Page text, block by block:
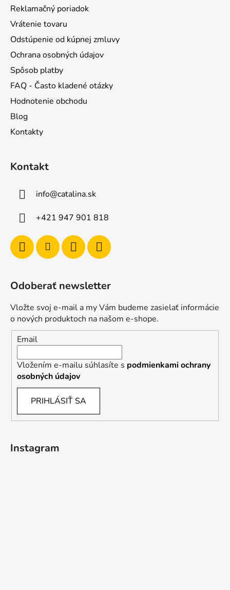
Reklamačný poriadok
Vrátenie tovaru
Odstúpenie od kúpnej zmluvy
Ochrana osobných údajov
Spôsob platby
FAQ - Často kladené otázky
Hodnotenie obchodu
Blog
Kontakty
Kontakt
info@catalina.sk
+421 947 901 818
Odoberať newsletter
Vložte svoj e-mail a my Vám budeme zasielať informácie
o nových produktoch na našom e-shope.
Email
Vložením e-mailu súhlasíte s podmienkami ochrany
osobných údajov
PRIHLÁSIŤ SA
Instagram